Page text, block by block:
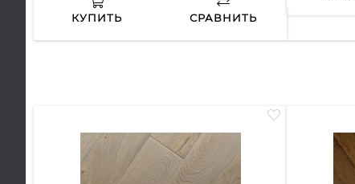
КУПИТЬ СРАВНИТЬ